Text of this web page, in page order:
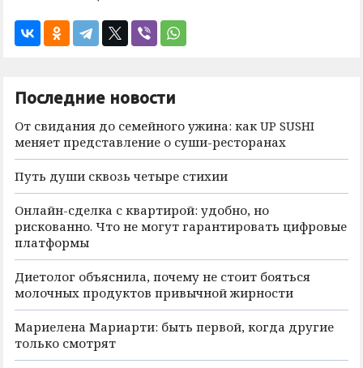
Последние новости
От свидания до семейного ужина: как UP SUSHI
меняет представление о суши-ресторанах
Путь души сквозь четыре стихии
Онлайн-сделка с квартирой: удобно, но
рискованно. Что не могут гарантировать цифровые
платформы
Диетолог объяснила, почему не стоит бояться
молочных продуктов привычной жирности
Мариелена Мариарти: быть первой, когда другие
только смотрят